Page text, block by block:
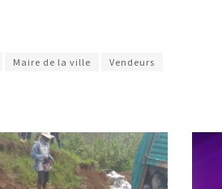
Maire de la ville Vendeurs